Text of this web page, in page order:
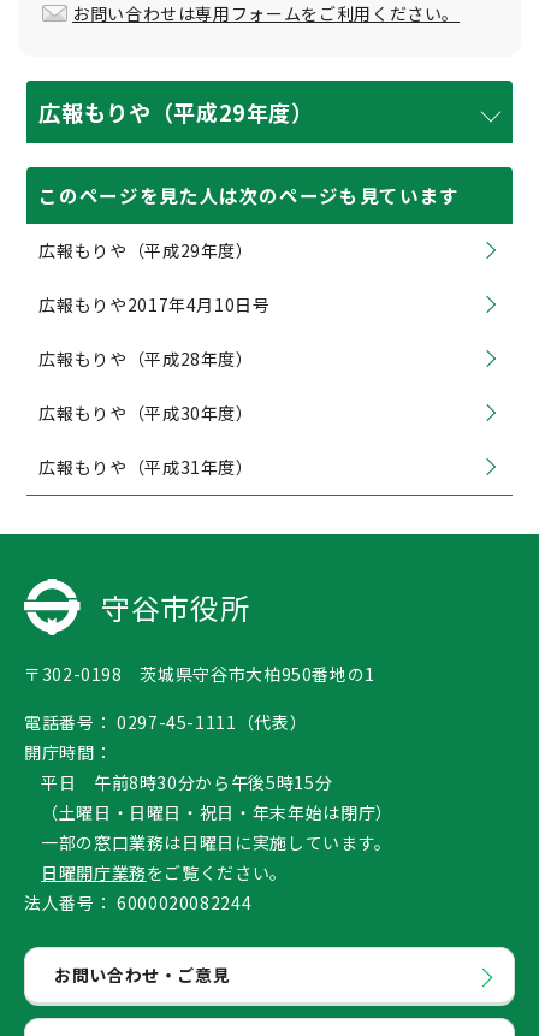
お問い合わせは専用フォームをご利用ください。
広報もりや（平成29年度）
このページを見た人は次のページも見ています
広報もりや（平成29年度）
広報もりや2017年4月10日号
広報もりや（平成28年度）
広報もりや（平成30年度）
広報もりや（平成31年度）
守谷市役所
〒302-0198 茨城県守谷市大柏950番地の1
電話番号： 0297-45-1111（代表）
開庁時間：
平日 午前8時30分から午後5時15分
（土曜日・日曜日・祝日・年末年始は閉庁）
一部の窓口業務は日曜日に実施しています。
日曜開庁業務をご覧ください。
法人番号： 6000020082244
お問い合わせ・ご意見